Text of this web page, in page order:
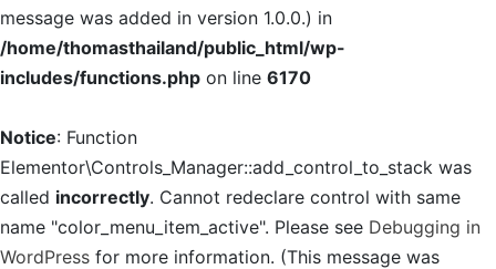
message was added in version 1.0.0.) in
/home/thomasthailand/public_html/wp-
includes/functions.php on line 6170
Notice: Function
Elementor\Controls_Manager::add_control_to_stack was
called incorrectly. Cannot redeclare control with same
name "color_menu_item_active". Please see Debugging in
WordPress for more information. (This message was